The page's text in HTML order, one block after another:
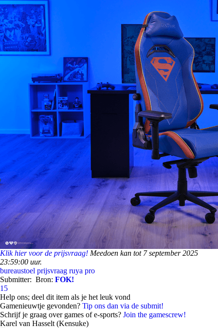
Klik hier voor de prijsvraag! Meedoen kan tot 7 september 2025
23:59:00 uur.
bureaustoel prijsvraag ruya pro
Submitter: Bron: FOK!
15
Help ons; deel dit item als je het leuk vond
Gamenieuwtje gevonden? Tip ons dan via de submit!
Schrijf je graag over games of e-sports? Join the gamescrew!
Karel van Hasselt (Kensuke)